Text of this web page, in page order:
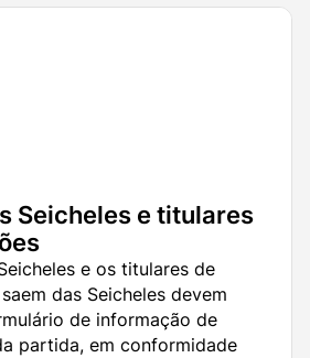
Seicheles e titulares
e os titulares de
das Seicheles devem
de informação de
partida, em conformidade